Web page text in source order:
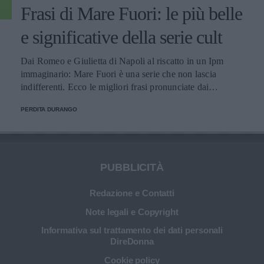
Frasi di Mare Fuori: le più belle
e significative della serie cult
Dai Romeo e Giulietta di Napoli al riscatto in un Ipm
immaginario: Mare Fuori è una serie che non lascia
indifferenti. Ecco le migliori frasi pronunciate dai
PERDITA DURANGO
PUBBLICITÀ
Redazione e Contatti
Note legali e Copyright
Informativa sul trattamento dei dati personali
DireDonna
Cookie policy